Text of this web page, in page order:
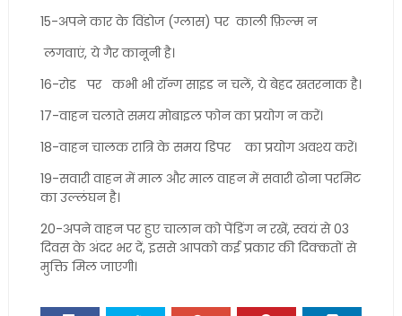
15-अपने कार के विंडोज (ग्लास) पर काली फ़िल्म न
लगवाएं, ये गैर कानूनी है।
16-रोड पर कभी भी रॉन्ग साइड न चलें, ये बेहद खतरनाक है।
17-वाहन चलाते समय मोबाइल फोन का प्रयोग न करें।
18-वाहन चालक रात्रि के समय डिपर का प्रयोग अवश्य करें।
19-सवारी वाहन में माल और माल वाहन में सवारी ढोना परमिट
का उल्लंघन है।
20-अपने वाहन पर हुए चालान को पेंडिंग न रखें, स्वयं से 03
दिवस के अंदर भर दें, इससे आपको कई प्रकार की दिक्कतों से
मुक्ति मिल जाएगी।